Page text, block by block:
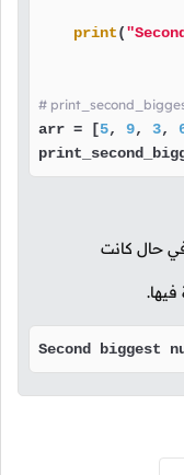
print(
arr = [5, 9, 3,
حال كانت
Second biggest